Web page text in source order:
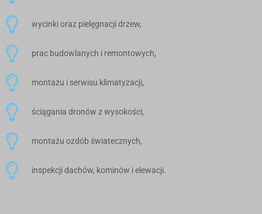
wycinki oraz pielęgnacji drzew,
prac budowlanych i remontowych,
montażu i serwisu klimatyzacji,
ściągania dronów z wysokości,
montażu ozdób światecznych,
inspekcji dachów, kominów i elewacji.